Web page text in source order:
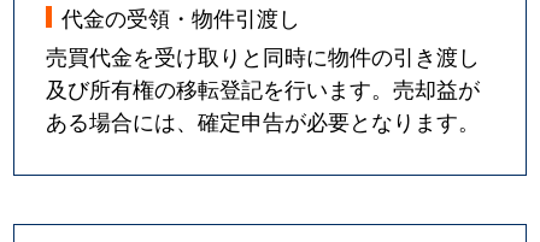
代金の受領・物件引渡し
売買代金を受け取りと同時に物件の引き渡し
及び所有権の移転登記を行います。売却益が
ある場合には、確定申告が必要となります。